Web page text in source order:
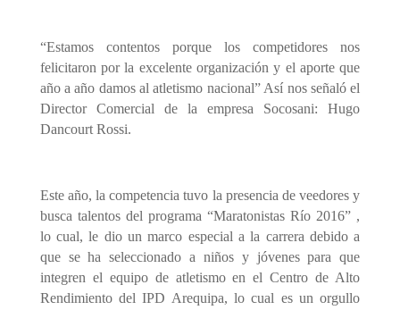
“Estamos contentos porque los competidores nos
felicitaron por la excelente organización y el aporte que
año a año damos al atletismo nacional” Así nos señaló el
Director Comercial de la empresa Socosani: Hugo
Dancourt Rossi.
Este año, la competencia tuvo la presencia de veedores y
busca talentos del programa “Maratonistas Río 2016” ,
lo cual, le dio un marco especial a la carrera debido a
que se ha seleccionado a niños y jóvenes para que
integren el equipo de atletismo en el Centro de Alto
Rendimiento del IPD Arequipa, lo cual es un orgullo